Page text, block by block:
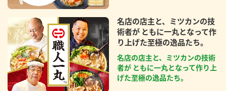
名店の店主と、ミツカンの技
術者が ともに一丸となって作
り上げた至極の逸品たち。
名店の店主と、ミツカンの技術
者が ともに一丸となって作り上
げた至極の逸品たち。